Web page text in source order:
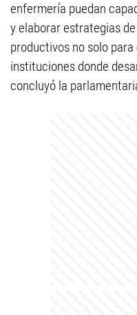
enfermería puedan
y elaborar estrategias
productivos no solo
instituciones donde
concluyó la